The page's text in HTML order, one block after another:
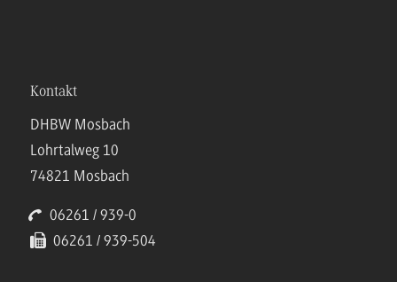
Kontakt
DHBW Mosbach
Lohrtalweg 10
74821 Mosbach
06261 / 939-0
06261 / 939-504